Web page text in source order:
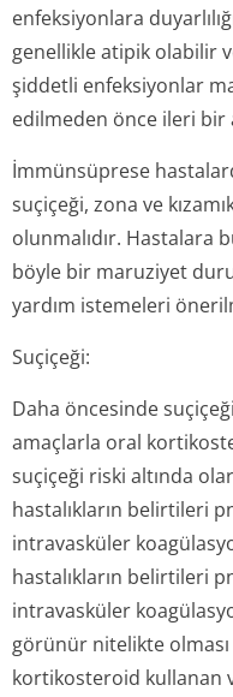
enfeksiyonlara
genellikle atipik olabilir
şiddetli enfeksiyonlar
edilmeden önce ileri bir
İmmünsüprese
suçiçeği, zona ve
olunmalıdır. Hastalara
böyle bir maruziyet
yardım istemeleri
Suçiçeği:
Daha öncesinde
amaçlarla oral
suçiçeği riski altında
hastalıkların belirtileri
intravasküler
hastalıkların belirtileri
intravasküler
görünür nitelikte
kortikosteroid kullanan